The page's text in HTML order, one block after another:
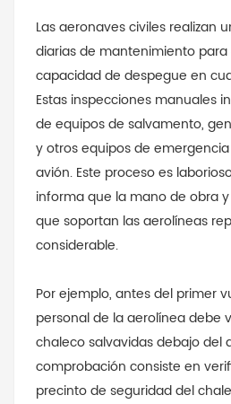
Las aeronaves civiles realizan
diarias de mantenimiento para
capacidad de despegue en
Estas inspecciones manuales
de equipos de salvamento,
y otros equipos de
avión. Este proceso es
informa que la mano de obra
que soportan las aerolíneas
considerable.
Por ejemplo, antes del primer
personal de la aerolínea debe
chaleco salvavidas debajo del
comprobación consiste en
precinto de seguridad del